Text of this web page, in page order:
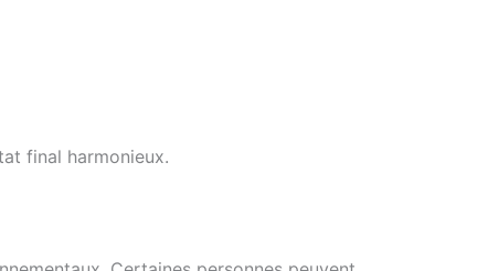
final harmonieux.